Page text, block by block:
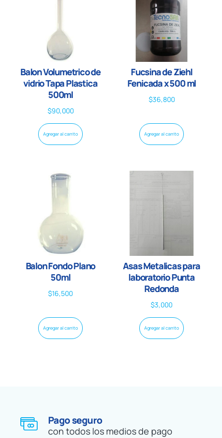
Balon Volumetrico de
vidrio Tapa Plastica
500ml
$90,000
Agregar al carrito
Fucsina de Ziehl
Fenicada x 500 ml
$36,800
Agregar al carrito
Balon Fondo Plano
50ml
$16,500
Agregar al carrito
Asas Metalicas para
laboratorio Punta
Redonda
$3,000
Agregar al carrito
Pago seguro
con todos los medios de pago